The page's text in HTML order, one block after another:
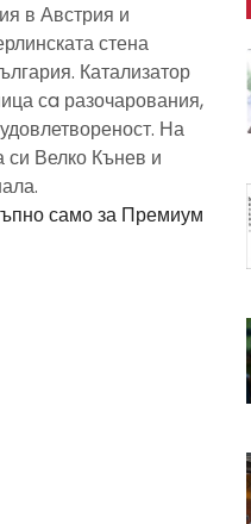
в Австрия и
стена
Катализатор
сa разочарования,
На
си Велко Кънев и
само за Премиум